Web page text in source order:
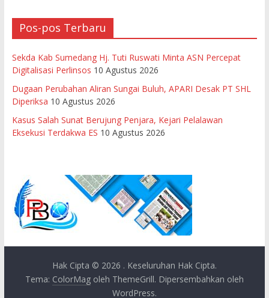
Pos-pos Terbaru
Sekda Kab Sumedang Hj. Tuti Ruswati Minta ASN Percepat
Digitalisasi Perlinsos 10 Agustus 2026
Dugaan Perubahan Aliran Sungai Buluh, APARI Desak PT SHL
Diperiksa 10 Agustus 2026
Kasus Salah Sunat Berujung Penjara, Kejari Pelalawan
Eksekusi Terdakwa ES 10 Agustus 2026
Hak Cipta © 2026 . Keseluruhan Hak Cipta.
Tema: ColorMagoleh ThemeGrill. Dipersembahkan oleh
WordPress.